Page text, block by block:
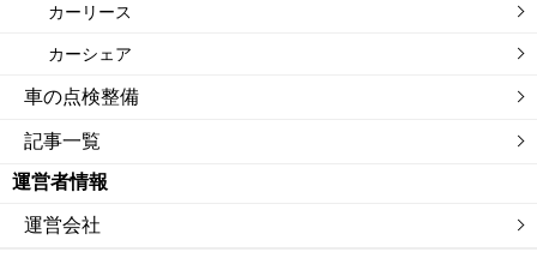
カーリース
カーシェア
車の点検整備
記事一覧
運営者情報
運営会社